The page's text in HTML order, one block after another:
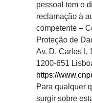
pessoal tem o
reclamação à
competente –
Proteção de
Av. D. Carlos I,
1200-651
https://
Para qualquer
surgir sobre